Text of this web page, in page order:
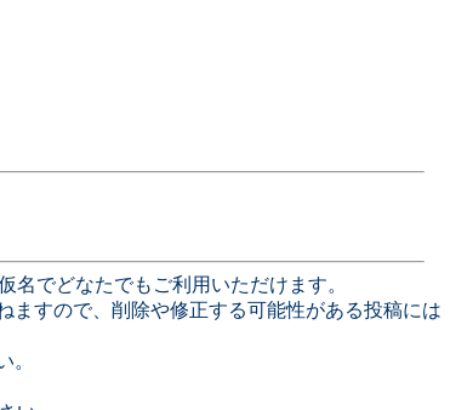
でどなたでもご利用いただけます。
ますので、削除や修正する可能性がある投稿には
。